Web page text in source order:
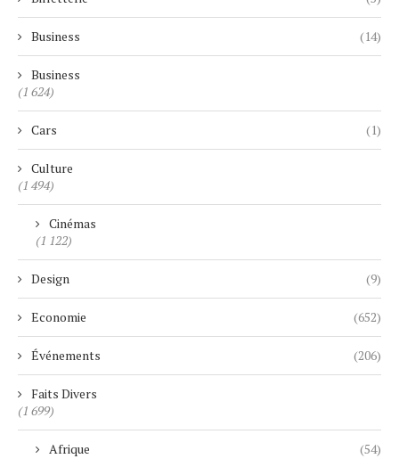
Business (14)
Business
(1 624)
Cars (1)
Culture
(1 494)
Cinémas
(1 122)
Design (9)
Economie (652)
Événements (206)
Faits Divers
(1 699)
Afrique (54)